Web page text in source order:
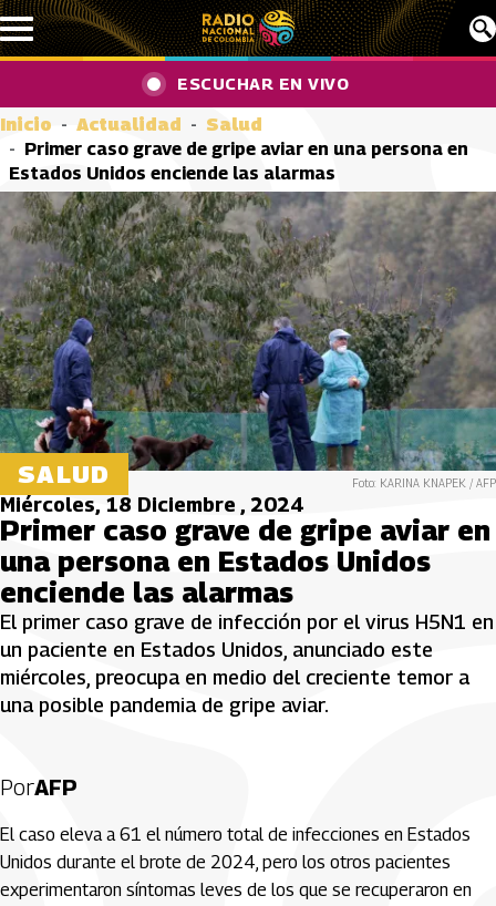
Pasar al contenido principal
ESCUCHAR EN VIVO
Inicio Actualidad
Salud
Primer caso grave de gripe aviar en una persona en
Estados Unidos enciende las alarmas
SALUD Foto: KARINA KNAPEK / AFP
Miércoles, 18 Diciembre , 2024
Primer caso grave de gripe aviar en
una persona en Estados Unidos
enciende las alarmas
El primer caso grave de infección por el virus H5N1 en
un paciente en Estados Unidos, anunciado este
miércoles, preocupa en medio del creciente temor a
una posible pandemia de gripe aviar.
PorAFP
El caso eleva a 61 el número total de infecciones en Estados
Unidos durante el brote de 2024, pero los otros pacientes
experimentaron síntomas leves de los que se recuperaron en